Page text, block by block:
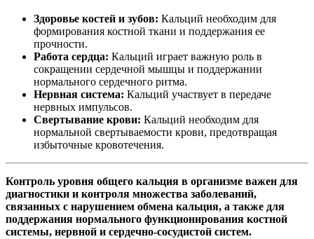
Здоровье костей и зубов: Кальций необходим для
формирования костной ткани и поддержания ее
прочности.
Работа сердца: Кальций играет важную роль в
сокращении сердечной мышцы и поддержании
нормального сердечного ритма.
Нервная система: Кальций участвует в передаче
нервных импульсов.
Свертывание крови: Кальций необходим для
нормальной свертываемости крови, предотвращая
избыточные кровотечения.
Контроль уровня общего кальция в организме важен для
диагностики и контроля множества заболеваний,
связанных с нарушением обмена кальция, а также для
поддержания нормального функционирования костной
системы, нервной и сердечно-сосудистой систем.